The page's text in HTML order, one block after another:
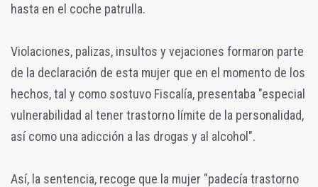
hasta en el coche patrulla.
Violaciones, palizas, insultos y vejaciones formaron parte
de la declaración de esta mujer que en el momento de los
hechos, tal y como sostuvo Fiscalía, presentaba "especial
vulnerabilidad al tener trastorno límite de la personalidad,
así como una adicción a las drogas y al alcohol".
Así, la sentencia, recoge que la mujer "padecía trastorno